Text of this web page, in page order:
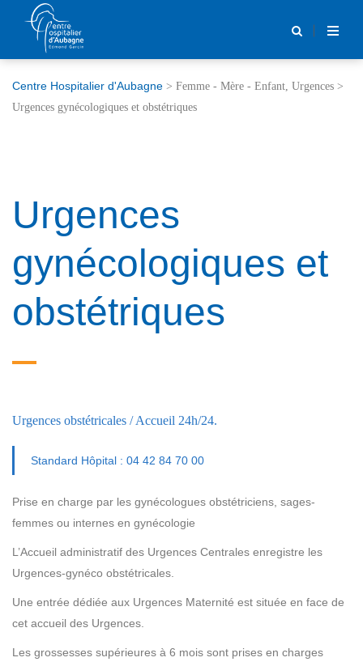
Centre Hospitalier d'Aubagne > Femme - Mère - Enfant, Urgences >
Urgences gynécologiques et obstétriques
Urgences
gynécologiques et
obstétriques
Urgences obstétricales / Accueil 24h/24.
Standard Hôpital : 04 42 84 70 00
Prise en charge par les gynécologues obstétriciens, sages-
femmes ou internes en gynécologie
L’Accueil administratif des Urgences Centrales enregistre les
Urgences-gynéco obstétricales.
Une entrée dédiée aux Urgences Maternité est située en face de
cet accueil des Urgences.
Les grossesses supérieures à 6 mois sont prises en charges